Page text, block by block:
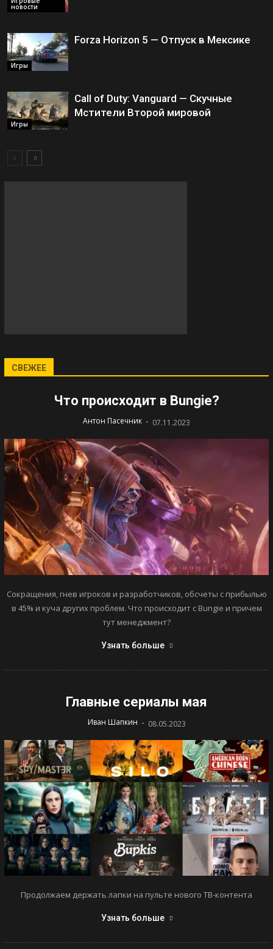
новости
Игры
Forza Horizon 5 — Отпуск в Мексике
Игры
Call of Duty: Vanguard — Скучные
Мстители Второй мировой
СВЕЖЕЕ
Что происходит в Bungie?
Антон Пасечник - 07.11.2023
Сокращения, гнев игроков и разработчиков, обсчеты с прибылью
в 45% и куча других проблем. Что происходит с Bungie и причем
тут менеджмент?
Узнать больше
Главные сериалы мая
Иван Шапкин - 08.05.2023
Продолжаем держать лапки на пульте нового ТВ-контента
Узнать больше